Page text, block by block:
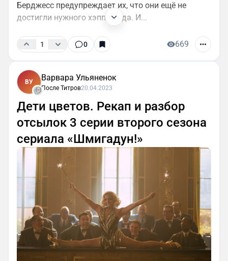
Берджесс предупреждает их, что они ещё не
достигли нужного хэппи-энда. И...
1 0 669
ВУ Варвара Ульяненок
После Титров20.04.2023
Дети цветов. Рекап и разбор
отсылок 3 серии второго сезона
сериала «Шмигадун!»